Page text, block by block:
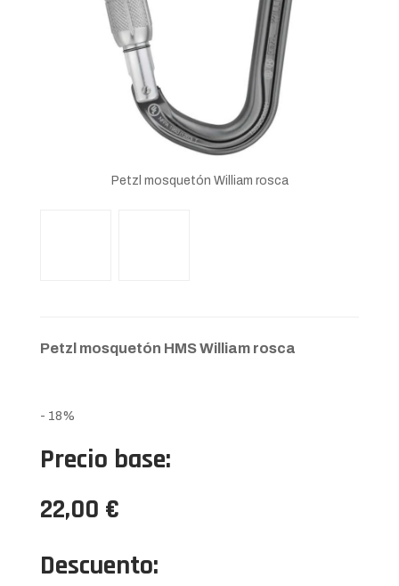
Petzl mosquetón William rosca
Petzl mosquetón HMS William rosca
- 18%
Precio base:
22,00 €
Descuento: